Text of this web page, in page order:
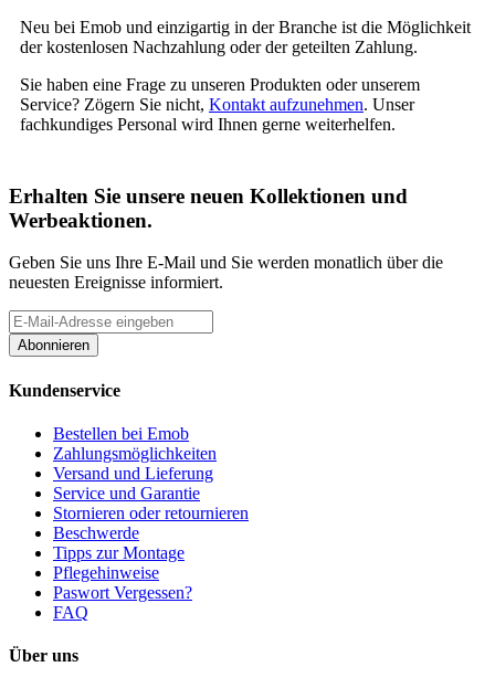
Neu bei Emob und einzigartig in der Branche ist die Möglichkeit
der kostenlosen Nachzahlung oder der geteilten Zahlung.
Sie haben eine Frage zu unseren Produkten oder unserem
Service? Zögern Sie nicht, Kontakt aufzunehmen. Unser
fachkundiges Personal wird Ihnen gerne weiterhelfen.
Erhalten Sie unsere neuen Kollektionen und
Werbeaktionen.
Geben Sie uns Ihre E-Mail und Sie werden monatlich über die
neuesten Ereignisse informiert.
Abonnieren
Kundenservice
Bestellen bei Emob
Zahlungsmöglichkeiten
Versand und Lieferung
Service und Garantie
Stornieren oder retournieren
Beschwerde
Tipps zur Montage
Pflegehinweise
Paswort Vergessen?
FAQ
Über uns